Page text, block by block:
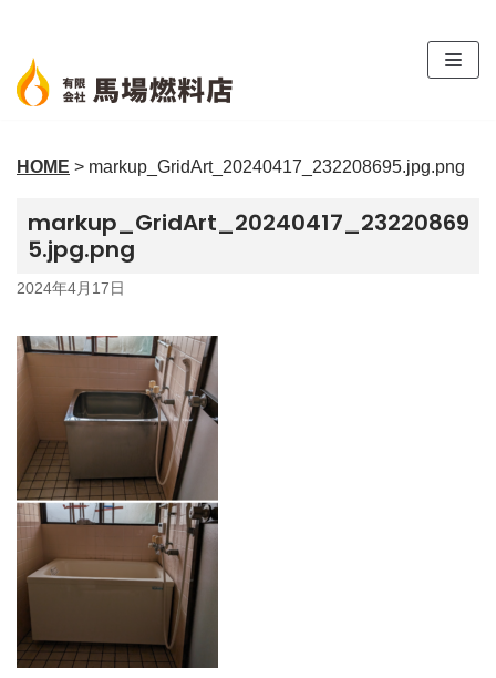
ン
テ
ン
へ
キ
ッ
プ
HOME > markup_GridArt_20240417_232208695.jpg.png
markup_GridArt_20240417_23220869
5.jpg.png
2024年4月17日